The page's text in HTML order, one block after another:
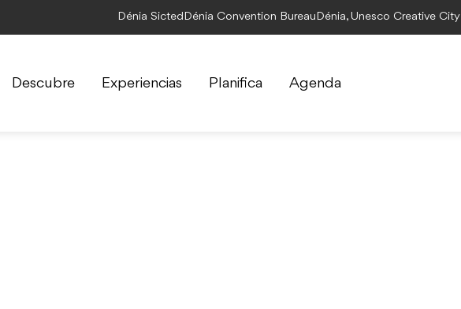
Dénia Sicted Dénia Convention Bureau Dénia, Unesco Creative City
Descubre Experiencias Planifica Agenda